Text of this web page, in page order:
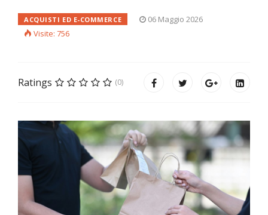
ACQUISTI ED E-COMMERCE
06 Maggio 2026
Visite: 756
Ratings (0)